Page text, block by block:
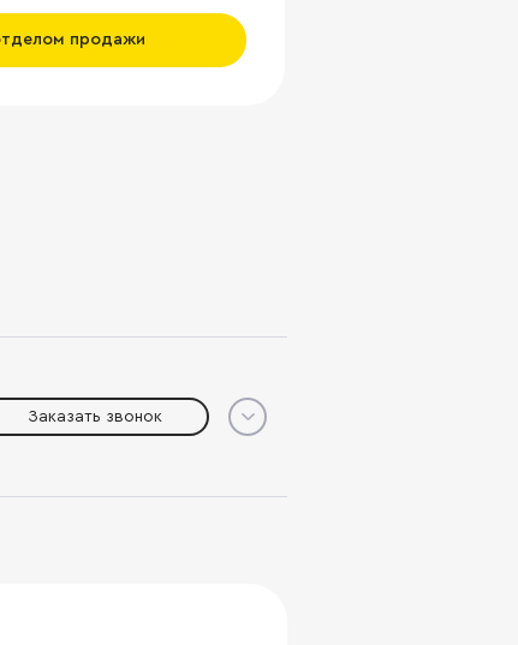
продажи
Заказать звонок